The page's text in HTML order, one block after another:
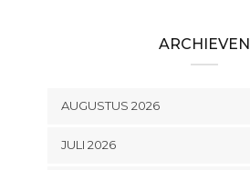
ARCHIEVEN
AUGUSTUS 2026
JULI 2026